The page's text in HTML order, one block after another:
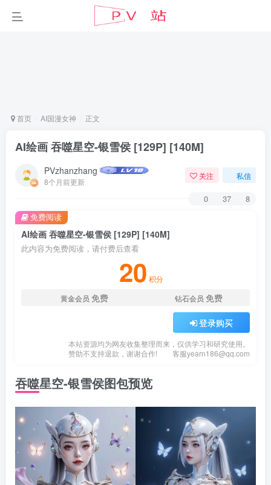
首页 AI国漫女神 正文
AI绘画 吞噬星空-银雪侯 [129P] [140M]
PVzhanzhang
8个月前更新
关注 私信
0 37 8
AI绘画 吞噬星空-银雪侯 [129P] [140M]
此内容为免费阅读，请付费后查看
20 积分
黄金会员 免费 钻石会员 免费
登录购买
本站资源均为网友收集整理而来，仅供学习和研究使用。
赞助不支持退款，谢谢合作!
客服yearn186@qq.com
免费阅读
吞噬星空-银雪侯图包预览